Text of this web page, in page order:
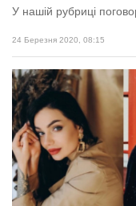
У нашій рубриці
24 Березня 2020, 08:15